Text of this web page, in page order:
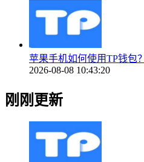
苹果手机如何使用TP钱包
2026-08-08 10:43:20
刚刚更新